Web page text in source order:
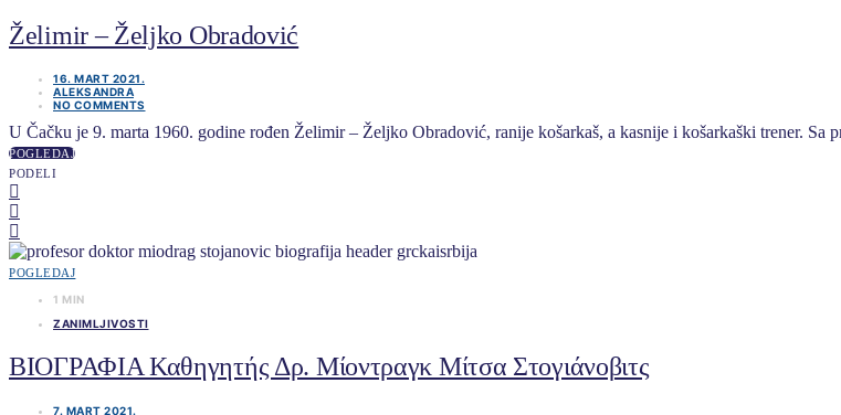
Želimir – Željko Obradović
16. MART 2021.
ALEKSANDRA
NO COMMENTS
U Čačku je 9. marta 1960. godine rođen Želimir – Željko Obradović, ranije košarkaš, a kasnije i košarkaški trener.
POGLEDAJ
PODELI
POGLEDAJ
1 MIN
ZANIMLJIVOSTI
ΒΙΟΓΡΑΦΙΑ Καθηγητής Δρ. Μίοντραγκ Μίτσα Στογιάνοβιτς
7. MART 2021.